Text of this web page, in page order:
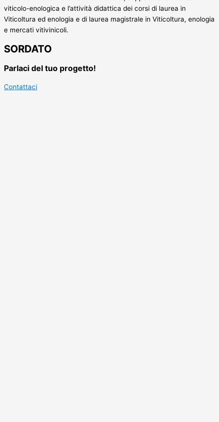
viticolo-enologica e l’attività didattica dei corsi di laurea in
Viticoltura ed enologia e di laurea magistrale in Viticoltura, enologia
e mercati vitivinicoli.
SORDATO
Parlaci del tuo progetto!
Contattaci